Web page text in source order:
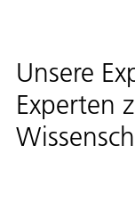
Unsere
Experten